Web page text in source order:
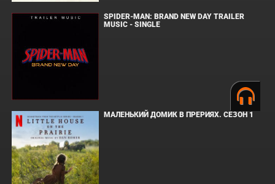
SPIDER-MAN: BRAND NEW DAY TRAILER
MUSIC - SINGLE
МАЛЕНЬКИЙ ДОМИК В ПРЕРИЯХ. СЕЗОН 1